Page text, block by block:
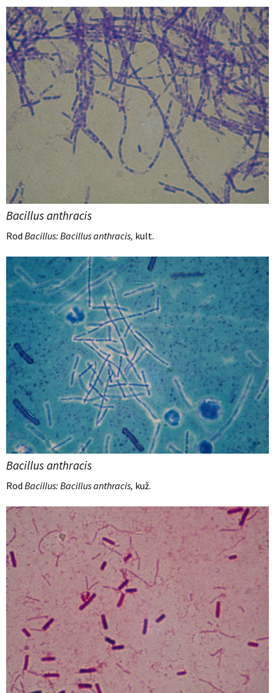
Bacillus anthracis
Rod Bacillus: Bacillus anthracis, kult.
Bacillus anthracis
Rod Bacillus: Bacillus anthracis, kuž.